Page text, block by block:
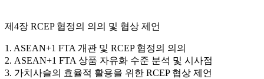
제4장 RCEP 협정의 의의 및 협상 제언
1. ASEAN+1 FTA 개관 및 RCEP 협정의 의의
2. ASEAN+1 FTA 상품 자유화 수준 분석 및 시사점
3. 가치사슬의 효율적 활용을 위한 RCEP 협상 제언